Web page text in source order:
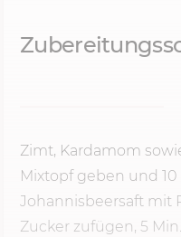
Zimt, Kardamom
Mixtopf geben und 10
Johannisbeersaft mit
Zucker zufügen, 5 Min.